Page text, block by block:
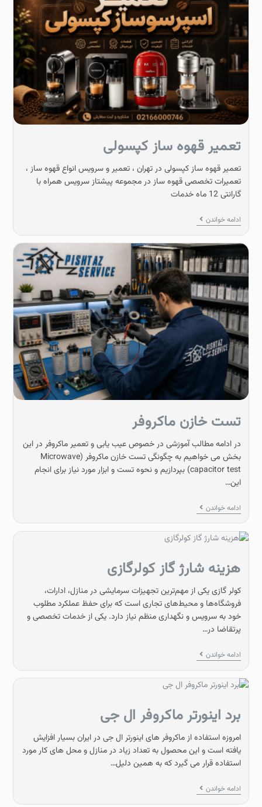
تعمیر قهوه ساز کپسولی
تعمیر قهوه ساز کپسولی در تهران ، تعمیر و سرویس انواع قهوه ساز ،
تعمیرات تخصصی قهوه ساز در مجموعه پیشتاز سرویس همراه با
گارانتی 12 ماه خدمات
ادامه خواندن
تست خازن ماکروفر
در ادامه مطالب آموزشی در خصوص عیب یابی و تعمیر ماکروفر در این
بخش می خواهیم به چگونگی تست خازن ماکروفر (Microwave
capacitor test) بپردازیم و نحوه تست و ابزار مورد نیاز برای انجام
این…
ادامه خواندن
هزینه شارژ گاز کولرگازی
کولر گازی یکی از مهم‌ترین تجهیزات سرمایشی در منازل، ادارات،
فروشگاه‌ها و محیط‌های تجاری است که برای حفظ عملکرد مطلوب
خود به سرویس و نگهداری منظم نیاز دارد. یکی از خدمات تخصصی و
پرتقاضا در…
ادامه خواندن
برد اینورتر ماکروفر ال جی
امروزه استفاده از ماکروفر های اینورتر ال جی در ایران بسیار افزایش
یافته است و این محصول به تعداد زیاد در منازل و محل های کار مورد
استفاده قرار می گیرد که به همین دلیل…
ادامه خواندن